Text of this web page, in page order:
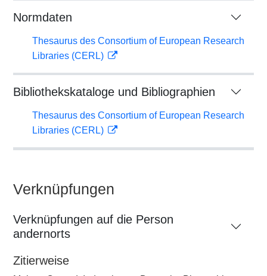
Normdaten
Thesaurus des Consortium of European Research
Libraries (CERL)
Bibliothekskataloge und Bibliographien
Thesaurus des Consortium of European Research
Libraries (CERL)
Verknüpfungen
Verknüpfungen auf die Person
andernorts
Zitierweise